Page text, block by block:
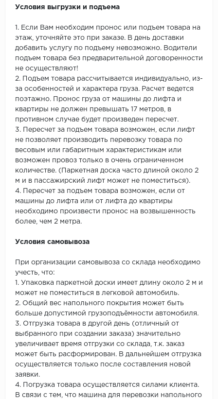
Условия выгрузки и подъема
1. Если Вам необходим пронос или подъем товара на
этаж, уточняйте это при заказе. В день доставки
добавить услугу по подъему невозможно. Водители
подъем товара без предварительной договоренности
не осуществляют!
2. Подъем товара рассчитывается индивидуально, из-
за особенностей и характера груза. Расчет ведется
поэтажно. Пронос груза от машины до лифта и
квартиры не должен превышать 17 метров, в
противном случае будет произведен пересчет.
3. Пересчет за подъем товара возможен, если лифт
не позволяет производить перевозку товара по
весовым или габаритным характеристикам или
возможен провоз только в очень ограниченном
количестве. (Паркетная доска часто длиной около 2
м и в пассажирский лифт может не поместиться).
4. Пересчет за подъем товара возможен, если от
машины до лифта или от лифта до квартиры
необходимо произвести пронос на возвышенность
более, чем 2 метра.
Условия самовывоза
При организации самовывоза со склада необходимо
учесть, что:
1. Упаковка паркетной доски имеет длину около 2 м и
может не поместиться в легковой автомобиль.
2. Общий вес напольного покрытия может быть
больше допустимой грузоподъёмности автомобиля.
3. Отгрузка товара в другой день (отличный от
выбранного при создании заказа) значительно
увеличивает время отгрузки со склада, т.к. заказ
может быть расформирован. В дальнейшем отгрузка
осуществляется только после составления новой
заявки.
4. Погрузка товара осуществляется силами клиента.
В связи с тем, что машина для перевозки напольного